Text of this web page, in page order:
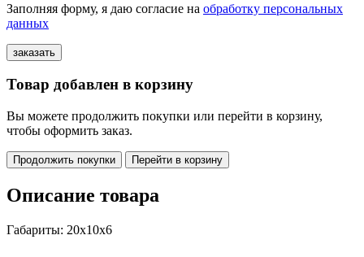
Заполняя форму, я даю согласие на обработку персональных
данных
Товар добавлен в корзину
Вы можете продолжить покупки или перейти в корзину,
чтобы оформить заказ.
Продолжить покупки Перейти в корзину
Описание товара
Габариты: 20х10х6